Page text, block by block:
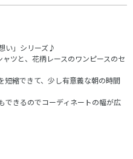
い」シリーズ♪
ツと、花柄レースのワンピースのセ
短縮できて、少し有意義な朝の時間
できるのでコーディネートの幅が広